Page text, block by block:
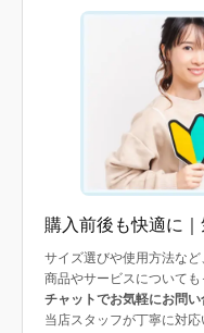
購入前後も快適に
サイズ選びや使用方法など
商品やサービスについても
チャットでお気軽にお問
当店スタッフが丁寧に対応